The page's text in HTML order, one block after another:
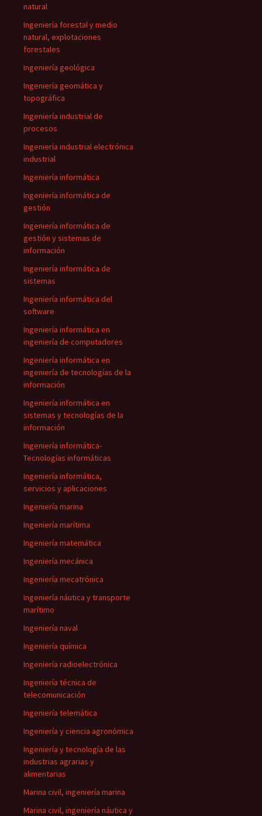
natural
Ingeniería forestal y medio
natural, explotaciones
forestales
Ingeniería geológica
Ingeniería geomática y
topográfica
Ingeniería industrial de
procesos
Ingeniería industrial electrónica
industrial
Ingeniería informática
Ingeniería informática de
gestión
Ingeniería informática de
gestión y sistemas de
información
Ingeniería informática de
sistemas
Ingeniería informática del
software
Ingeniería informática en
ingeniería de computadores
Ingeniería informática en
ingeniería de tecnologías de la
información
Ingeniería informática en
sistemas y tecnologías de la
información
Ingeniería informática-
Tecnologías informáticas
Ingeniería informática,
servicios y aplicaciones
Ingeniería marina
Ingeniería marítima
Ingeniería matemática
Ingeniería mecánica
Ingeniería mecatrónica
Ingeniería náutica y transporte
marítimo
Ingeniería naval
Ingeniería química
Ingeniería radioelectrónica
Ingeniería técnica de
telecomunicación
Ingeniería telemática
Ingeniería y ciencia agronómica
Ingeniería y tecnología de las
industrias agrarias y
alimentarias
Marina civil, ingeniería marina
Marina civil, ingeniería náutica y